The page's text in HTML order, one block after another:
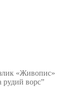
«Живопис»
рудий ворс”